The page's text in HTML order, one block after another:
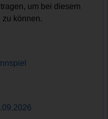
um bei diesem
zu können.